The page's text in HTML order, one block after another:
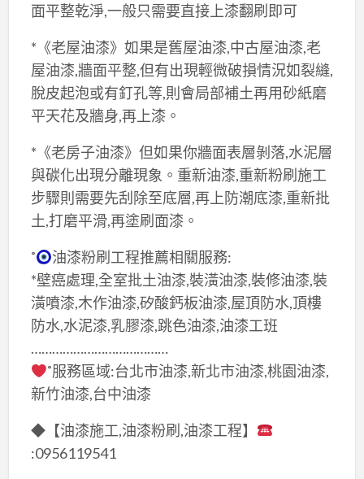
面平整乾淨,一般只需要直接上漆翻刷即可
*《老屋油漆》如果是舊屋油漆,中古屋油漆,老
屋油漆,牆面平整,但有出現輕微破損情況如裂縫,
脫皮起泡或有釘孔等,則會局部補土再用砂紙磨
平天花及牆身,再上漆。
*《老房子油漆》但如果你牆面表層剝落,水泥層
與碳化出現分離現象。重新油漆,重新粉刷施工
步驟則需要先刮除至底層,再上防潮底漆,重新批
土,打磨平滑,再塗刷面漆。
˚
油漆粉刷工程推薦相關服務:
*壁癌處理,全室批土油漆,裝潢油漆,裝修油漆,裝
潢噴漆,木作油漆,矽酸鈣板油漆,屋頂防水,頂樓
防水,水泥漆,乳膠漆,跳色油漆,油漆工班
…………………………………
˚服務區域:台北市油漆,新北市油漆,桃園油漆,
新竹油漆,台中油漆
◆【油漆施工,油漆粉刷,油漆工程】
:0956119541